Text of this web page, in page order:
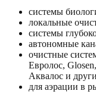
системы
локальные
системы
автономные
очистные
Евролос,
Аквалос и
для аэрации в